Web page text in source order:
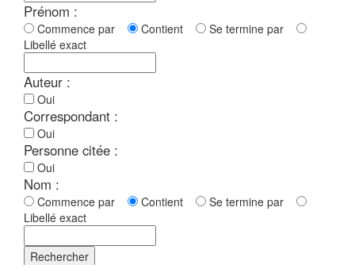
Prénom :
Commence par Contient
Se termine par
Libellé exact
Auteur :
Oui
Correspondant :
Oui
Personne citée :
Oui
Nom :
Commence par Contient
Se termine par
Libellé exact
Rechercher